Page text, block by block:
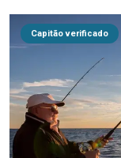
Capitão verificado